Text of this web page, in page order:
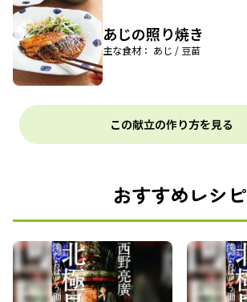
あじの照り焼き
主な食材： あじ / 豆苗
この献立の作り方を見る
おすすめレシピ